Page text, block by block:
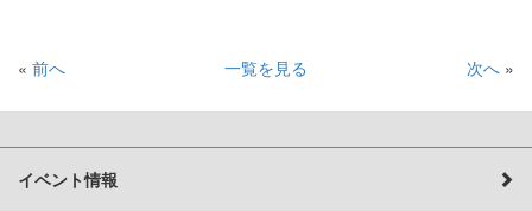
« 前へ 一覧を見る 次へ »
イベント情報